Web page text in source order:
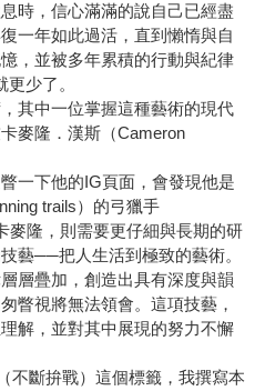
時，信心滿滿的說自己已經盡
一年如此過活，直到懶惰與自
，並被多年累積的行動與紀律
少了。
其中一位掌握這種藝術的現代
麥隆．漢斯（Cameron
一下他的IG頁面，會發現他是
trails）的弓獵手
麥隆，則需要更仔細與長期的研
藝──把人生活到極致的藝術。
層疊加，創造出具有深度與韻
瞥視將無法領會。這項技藝，
解，並對其中展現的努力不懈
不斷拚戰）這個標籤，我撰寫本